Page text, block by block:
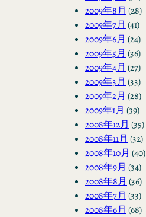
2009年8月 (28)
2009年7月 (41)
2009年6月 (24)
2009年5月 (36)
2009年4月 (27)
2009年3月 (33)
2009年2月 (28)
2009年1月 (39)
2008年12月 (35)
2008年11月 (32)
2008年10月 (40)
2008年9月 (34)
2008年8月 (36)
2008年7月 (33)
2008年6月 (68)